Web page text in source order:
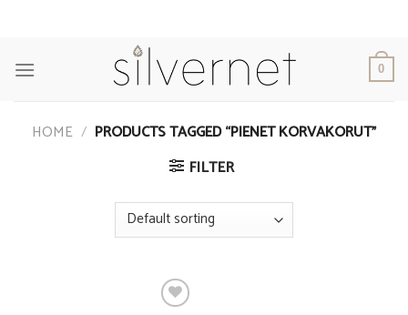
0
HOME / PRODUCTS TAGGED “PIENET KORVAKORUT”
FILTER